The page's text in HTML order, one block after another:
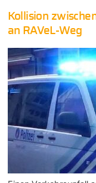
Kollision
an RAVeL-Weg